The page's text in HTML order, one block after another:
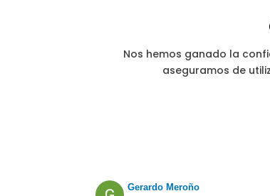
Nos hemos ganado la
aseguramos de
Gerardo Meroño